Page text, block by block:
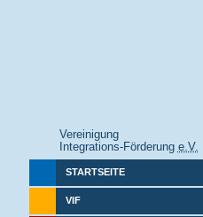
Vereinigung
Integrations-Förderung e.V.
STARTSEITE
VIF